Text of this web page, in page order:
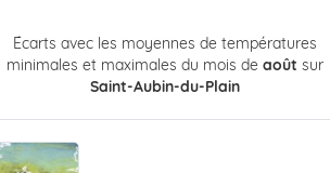
Écarts avec les moyennes de températures
minimales et maximales du mois de août sur
Saint-Aubin-du-Plain